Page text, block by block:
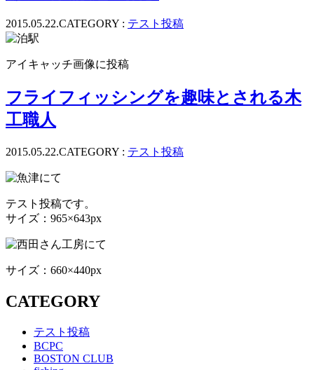
2015.05.22.CATEGORY : テスト投稿
アイキャッチ画像に投稿
フライフィッシングを趣味とされる木
工職人
2015.05.22.CATEGORY : テスト投稿
テスト投稿です。
サイズ：965×643px
サイズ：660×440px
CATEGORY
テスト投稿
BCPC
BOSTON CLUB